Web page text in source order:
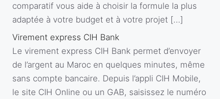
comparatif vous aide à choisir la formule la plus
adaptée à votre budget et à votre projet […]
Virement express CIH Bank
Le virement express CIH Bank permet d’envoyer
de l’argent au Maroc en quelques minutes, même
sans compte bancaire. Depuis l’appli CIH Mobile,
le site CIH Online ou un GAB, saisissez le numéro